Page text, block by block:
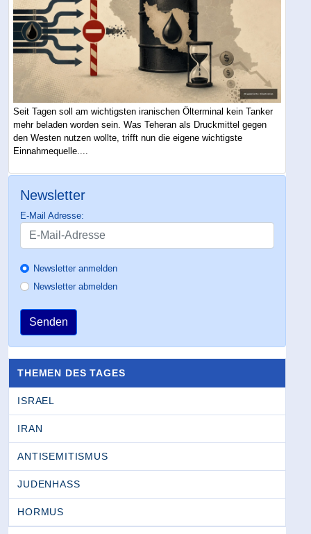
Seit Tagen soll am wichtigsten iranischen Ölterminal kein Tanker
mehr beladen worden sein. Was Teheran als Druckmittel gegen
den Westen nutzen wollte, trifft nun die eigene wichtigste
Einnahmequelle....
Newsletter
E-Mail Adresse:
Newsletter anmelden
Newsletter abmelden
Senden
THEMEN DES TAGES
ISRAEL
IRAN
ANTISEMITISMUS
JUDENHASS
HORMUS